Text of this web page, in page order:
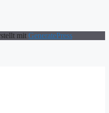
mit GeneratePress